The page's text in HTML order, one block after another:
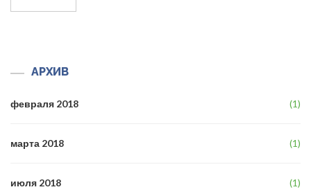
АРХИВ
февраля 2018 (1)
марта 2018 (1)
июля 2018 (1)